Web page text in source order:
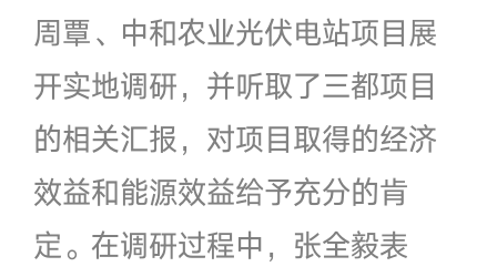
周覃、中和农业光伏电站项目展
开实地调研，并听取了三都项目
的相关汇报，对项目取得的经济
效益和能源效益给予充分的肯
定。在调研过程中，张全毅表